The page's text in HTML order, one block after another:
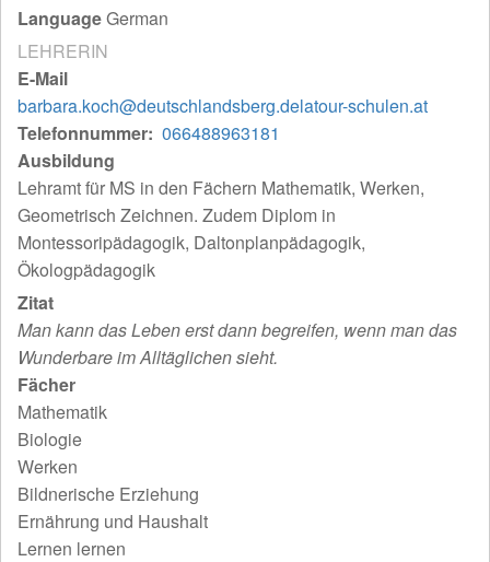
LanguageGerman
LEHRERIN
E-Mail
barbara.koch@deutschlandsberg.delatour-schulen.at
Telefonnummer 066488963181
Ausbildung
Lehramt für MS in den Fächern Mathematik, Werken,
Geometrisch Zeichnen. Zudem Diplom in
Montessoripädagogik, Daltonplanpädagogik,
Ökologpädagogik
Zitat
Man kann das Leben erst dann begreifen, wenn man das
Wunderbare im Alltäglichen sieht.
Fächer
Mathematik
Biologie
Werken
Bildnerische Erziehung
Ernährung und Haushalt
Lernen lernen